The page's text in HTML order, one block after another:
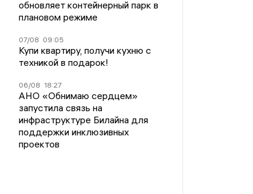
обновляет контейнерный парк в
плановом режиме
07/08 09:05
Купи квартиру, получи кухню с
техникой в подарок!
06/08 18:27
АНО «Обнимаю сердцем»
запустила связь на
инфраструктуре Билайна для
поддержки инклюзивных
проектов